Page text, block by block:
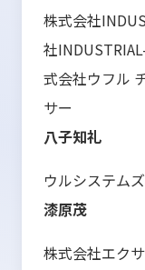
株式会社
社
式会社ウフル
サー
八子知礼
ウルシステム
漆原茂
株式会社エク